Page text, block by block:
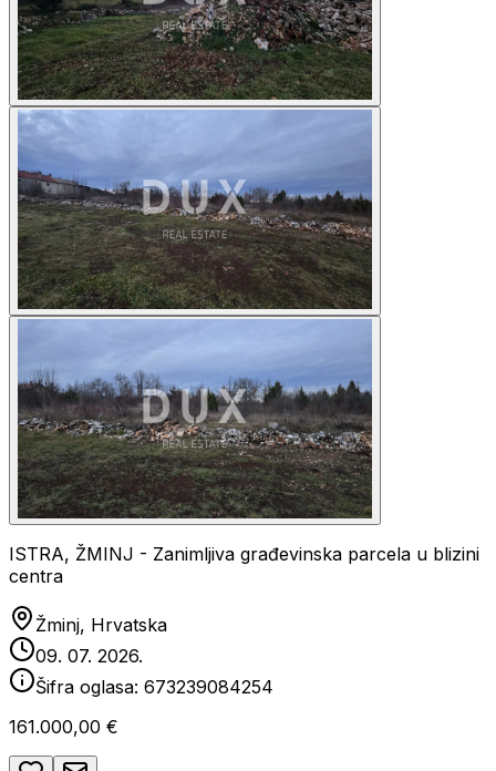
ISTRA, ŽMINJ - Zanimljiva građevinska parcela u blizini
centra
Žminj, Hrvatska
09. 07. 2026.
Šifra oglasa: 673239084254
161.000,00 €